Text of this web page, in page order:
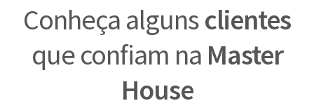
Conheça algunsclientes
que confiam na Master
House